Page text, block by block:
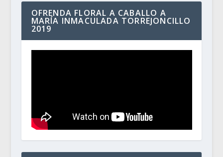
OFRENDA FLORAL A CABALLO A
MARÍA INMACULADA TORREJONCILLO
2019